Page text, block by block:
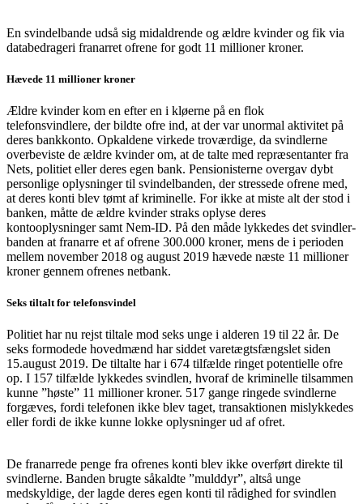
En svindelbande udså sig midaldrende og ældre kvinder og fik via
databedrageri franarret ofrene for godt 11 millioner kroner.
Hævede 11 millioner kroner
Ældre kvinder kom en efter en i kløerne på en flok
telefonsvindlere, der bildte ofre ind, at der var unormal aktivitet på
deres bankkonto. Opkaldene virkede troværdige, da svindlerne
overbeviste de ældre kvinder om, at de talte med repræsentanter fra
Nets, politiet eller deres egen bank. Pensionisterne overgav dybt
personlige oplysninger til svindelbanden, der stressede ofrene med,
at deres konti blev tømt af kriminelle. For ikke at miste alt der stod i
banken, måtte de ældre kvinder straks oplyse deres
kontooplysninger samt Nem-ID. På den måde lykkedes det svindler-
banden at franarre et af ofrene 300.000 kroner, mens de i perioden
mellem november 2018 og august 2019 hævede næste 11 millioner
kroner gennem ofrenes netbank.
Seks tiltalt for telefonsvindel
Politiet har nu rejst tiltale mod seks unge i alderen 19 til 22 år. De
seks formodede hovedmænd har siddet varetægtsfængslet siden
15.august 2019. De tiltalte har i 674 tilfælde ringet potentielle ofre
op. I 157 tilfælde lykkedes svindlen, hvoraf de kriminelle tilsammen
kunne ”høste” 11 millioner kroner. 517 gange ringede svindlerne
forgæves, fordi telefonen ikke blev taget, transaktionen mislykkedes
eller fordi de ikke kunne lokke oplysninger ud af ofret.
De franarrede penge fra ofrenes konti blev ikke overført direkte til
svindlerne. Banden brugte såkaldte ”mulddyr”, altså unge
medskyldige, der lagde deres egen konti til rådighed for svindlen